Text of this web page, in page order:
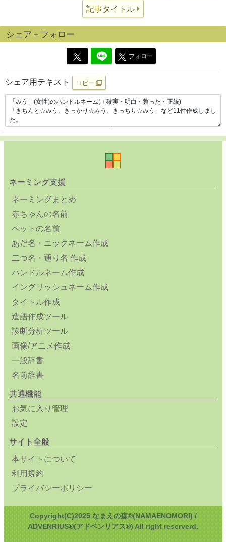
記事タイトル
シェア＋フォロー
フォロー
シェア用テキスト コピー
ネーミング支援
ネーミングまとめ
赤ちゃんの名前
ペットの名前
あだ名・ニックネーム作成
二つ名・通り名 作成
ハンドルネーム作成
イングリッシュネーム作成
タイトル作成
造語作成ツール
診断分析ツール
画像/アニメ作成
一般辞書
名前辞書
共通機能
お気に入り管理
設定
サイト全般
本サイトについて
利用規約
プライバシーポリシー
Copyright(C)2025 なまえの森®(NAMAENOMORI) /
ADVENRIUS®(アドベンリアス®) All right reserverd.